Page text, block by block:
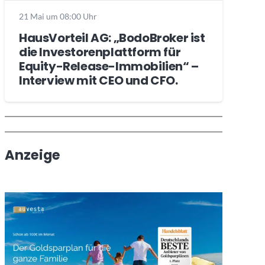
21 Mai um 08:00 Uhr
HausVorteil AG: „BodoBroker ist
die Investorenplattform für
Equity-Release-Immobilien“ –
Interview mit CEO und CFO.
Wochenrückblick
Trendthemen
Anzeige